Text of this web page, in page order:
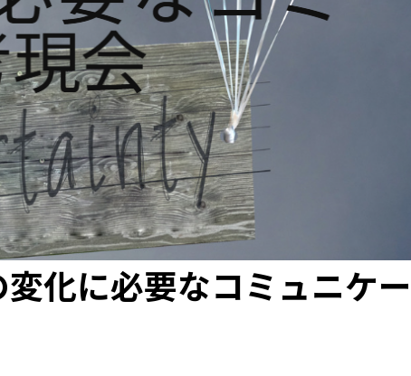
化に必要なコミュニケ